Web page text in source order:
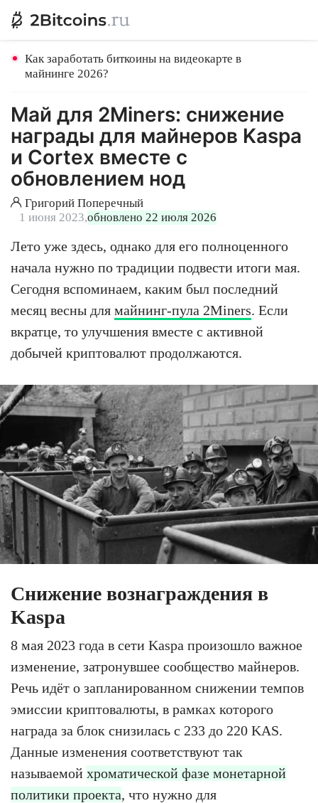
Как заработать биткоины на видеокарте в
майнинге 2026?
Май для 2Miners: снижение
награды для майнеров Kaspa
и Cortex вместе с
обновлением нод
Григорий Поперечный
1 июня 2023,обновлено 22 июля 2026
Лето уже здесь, однако для его полноценного
начала нужно по традиции подвести итоги мая.
Сегодня вспоминаем, каким был последний
месяц весны для майнинг-пула 2Miners. Если
вкратце, то улучшения вместе с активной
добычей криптовалют продолжаются.
Снижение вознаграждения в
Kaspa
8 мая 2023 года в сети Kaspa произошло важное
изменение, затронувшее сообщество майнеров.
Речь идёт о запланированном снижении темпов
эмиссии криптовалюты, в рамках которого
награда за блок снизилась с 233 до 220 KAS.
Данные изменения соответствуют так
называемой хроматической фазе монетарной
политики проекта, что нужно для